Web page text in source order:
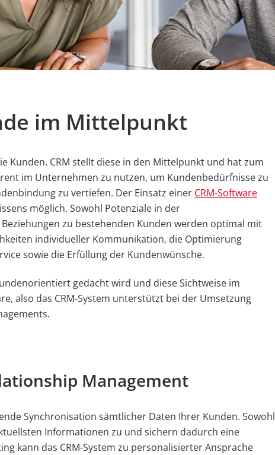
im Mittelpunkt
Kunden. CRM stellt diese in den Mittelpunkt und hat zum
im Unternehmen zu nutzen, um Kundenbedürfnisse zu
zu vertiefen. Der Einsatz einer CRM-Software
möglich. Sowohl Potenziale in der
zu bestehenden Kunden werden optimal mit
individueller Kommunikation, die Optimierung
sowie die Erfüllung der Kundenwünsche.
gedacht wird und diese Sichtweise im
also das CRM-System unterstützt bei der Umsetzung
Management
Synchronisation sämtlicher Daten Ihrer Kunden. Sowohl
Informationen zu und sichern dadurch eine
kann das CRM-System zu personalisierter Ansprache